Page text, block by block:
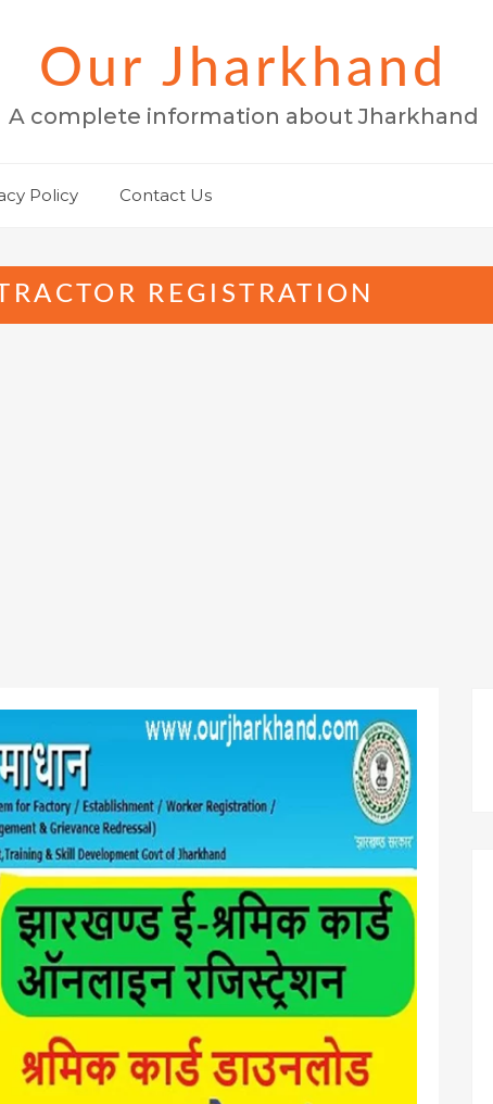
Our Jharkhand
A complete information about Jharkhand
Policy Contact Us
REGISTRATION